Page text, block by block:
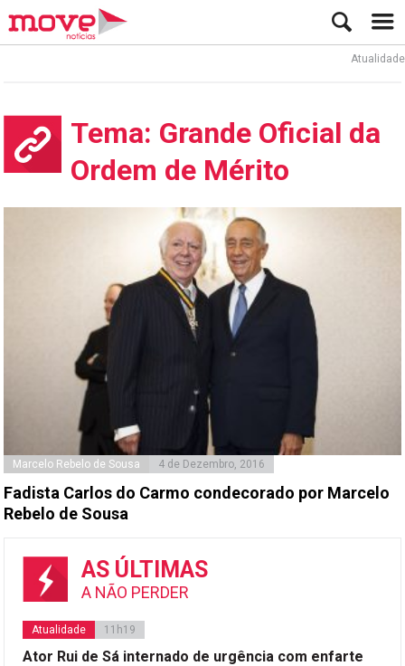
Atualidade
Tema: Grande Oficial da
Ordem de Mérito
Marcelo Rebelo de Sousa 4 de Dezembro, 2016
Fadista Carlos do Carmo condecorado por Marcelo
Rebelo de Sousa
AS ÚLTIMAS
A NÃO PERDER
Atualidade 11h19
Ator Rui de Sá internado de urgência com enfarte